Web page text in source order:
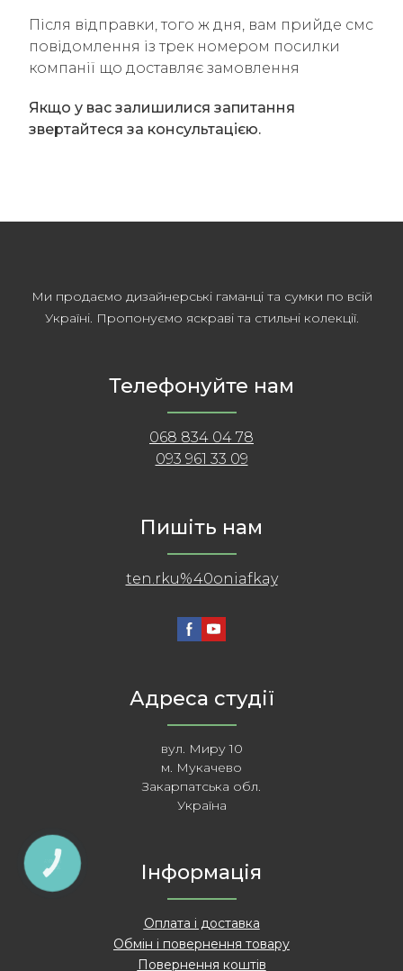
Після відправки, того ж дня, вам прийде смс
повідомлення із трек номером посилки
компанії що доставляє замовлення
Якщо у вас залишилися запитання
звертайтеся за консультацією.
Ми продаємо дизайнерські гаманці та сумки по всій
Україні. Пропонуємо яскраві та стильні колекції.
Телефонуйте нам
068 834 04 78
093 961 33 09
Пишіть нам
ten.rku%40oniafkay
Адреса студії
вул. Миру 10
м. Мукачево
Закарпатська обл.
Україна
Інформація
Оплата і доставка
Обмін і повернення товару
Повернення коштів
КНОПКА
ЗВ'ЯЗКУ